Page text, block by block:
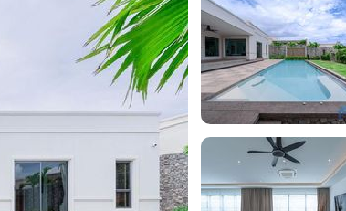
удобство и выгодные перспективы
вашего внимания для проживания.